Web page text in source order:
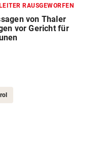
RAUSGEWORFEN
von Thaler
vor Gericht für